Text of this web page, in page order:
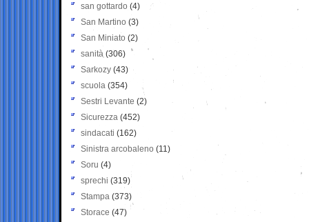
san gottardo (4)
San Martino (3)
San Miniato (2)
sanità (306)
Sarkozy (43)
scuola (354)
Sestri Levante (2)
Sicurezza (452)
sindacati (162)
Sinistra arcobaleno (11)
Soru (4)
sprechi (319)
Stampa (373)
Storace (47)